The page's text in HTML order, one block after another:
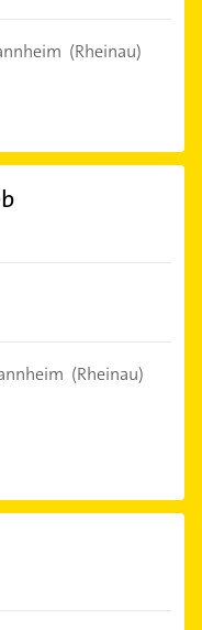
(Rheinau)
(Rheinau)